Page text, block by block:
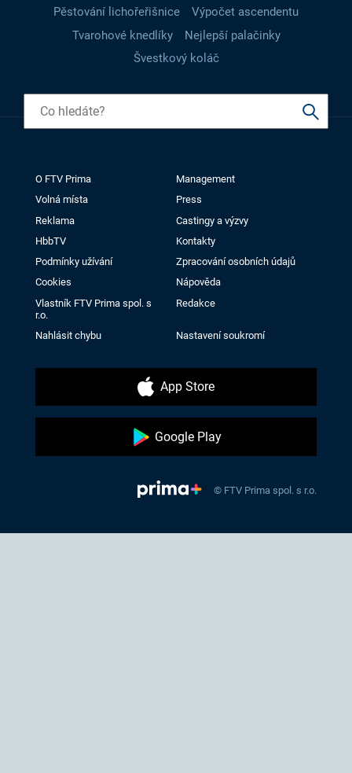
Pěstování lichořeřišnice
Výpočet ascendentu
Tvarohové knedlíky
Nejlepší palačinky
Švestkový koláč
O FTV Prima
Management
Volná místa
Press
Reklama
Castingy a výzvy
HbbTV
Kontakty
Podmínky užívání
Zpracování osobních údajů
Cookies
Nápověda
Vlastník FTV Prima spol. s
r.o.
Redakce
Nahlásit chybu Nastavení soukromí
App Store
Google Play
© FTV Prima spol. s r.o.